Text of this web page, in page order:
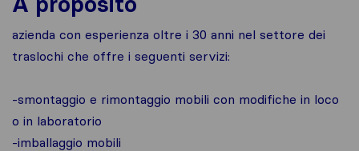
azienda con esperienza oltre i 30 anni nel settore dei
traslochi che offre i seguenti servizi:
-smontaggio e rimontaggio mobili con modifiche in loco
o in laboratorio
-imballaggio mobili